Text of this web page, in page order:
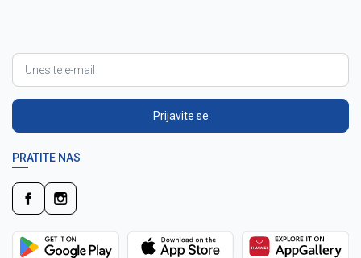
Prijavite se
PRATITE NAS